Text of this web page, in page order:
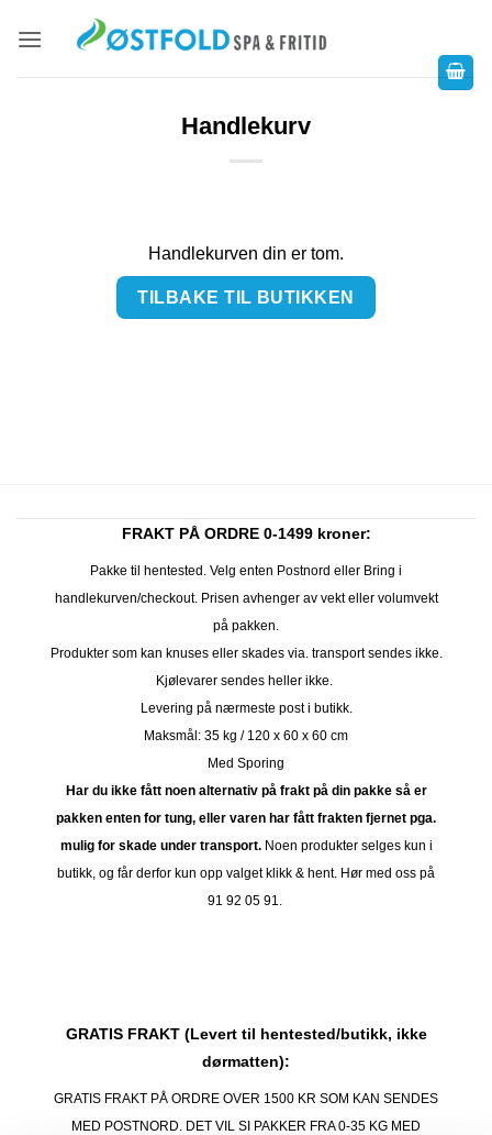
Handlekurv
Handlekurven din er tom.
TILBAKE TIL BUTIKKEN
FRAKT PÅ ORDRE 0-1499 kroner:
Pakke til hentested. Velg enten Postnord eller Bring i
handlekurven/checkout. Prisen avhenger av vekt eller volumvekt
på pakken.
Produkter som kan knuses eller skades via. transport sendes ikke.
Kjølevarer sendes heller ikke.
Levering på nærmeste post i butikk.
Maksmål: 35 kg / 120 x 60 x 60 cm
Med Sporing
Har du ikke fått noen alternativ på frakt på din pakke så er
pakken enten for tung, eller varen har fått frakten fjernet pga.
mulig for skade under transport.Noen produkter selges kun i
butikk, og får derfor kun opp valget klikk & hent. Hør med oss på
91 92 05 91.
GRATIS FRAKT (Levert til hentested/butikk, ikke
dørmatten):
GRATIS FRAKT PÅ ORDRE OVER 1500 KR SOM KAN SENDES
MED POSTNORD. DET VIL SI PAKKER FRA 0-35 KG MED